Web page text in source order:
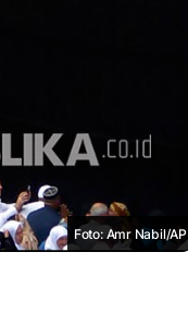
Foto: Amr Nabil/AP